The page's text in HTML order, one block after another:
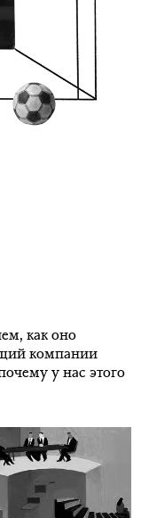
как оно
компании
у нас этого